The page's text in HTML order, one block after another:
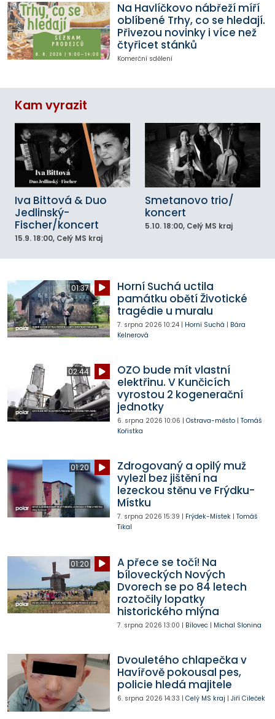
Na Havlíčkovo nábřeží míří
oblíbené Trhy, co se hledají.
Přivezou novinky i více než
čtyřicet stánků
Komerční sdělení
Kam vyrazit
Iva Bittová & Duo
Jedlinský-
Fischer/koncert
15.9. 18:00, Celý MS kraj
Smetanovo trio/
koncert
5.10. 18:00, Celý MS kraj
01:37
Horní Suchá uctila
památku obětí Životické
tragédie u muralu
7. srpna 2026 10:24| Horní Suchá | Bára
Kelnerová
02:44
OZO bude mít vlastní
elektřinu. V Kunčicích
vyrostou 2 kogenerační
jednotky
6. srpna 2026 10:06 | Ostrava-město| Tomáš
Kořistka
01:20
Zdrogovaný a opilý muž
vylezl bez jištění na
lezeckou stěnu ve Frýdku-
Místku
7. srpna 2026 15:39 | Frýdek-Místek| Tomáš
Tikal
01:20
A přece se točí! Na
bíloveckých Nových
Dvorech se po 84 letech
roztočily lopatky
historického mlýna
7. srpna 2026 13:00 | Bílovec| Michal Slonina
Dvouletého chlapečka v
Havířově pokousal pes,
policie hledá majitele
6. srpna 2026 14:33 | Celý MS kraj | Jiří Cileček